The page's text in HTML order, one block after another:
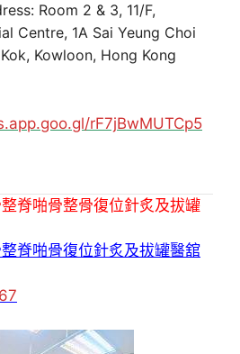
Room 2 & 3, 11/F,
Centre, 1A Sai Yeung Choi
Kowloon, Hong Kong
rF7jBwMUTCp5
脊啪骨整骨復位針炙及拔罐
脊啪骨復位針炙及拔罐醫舘